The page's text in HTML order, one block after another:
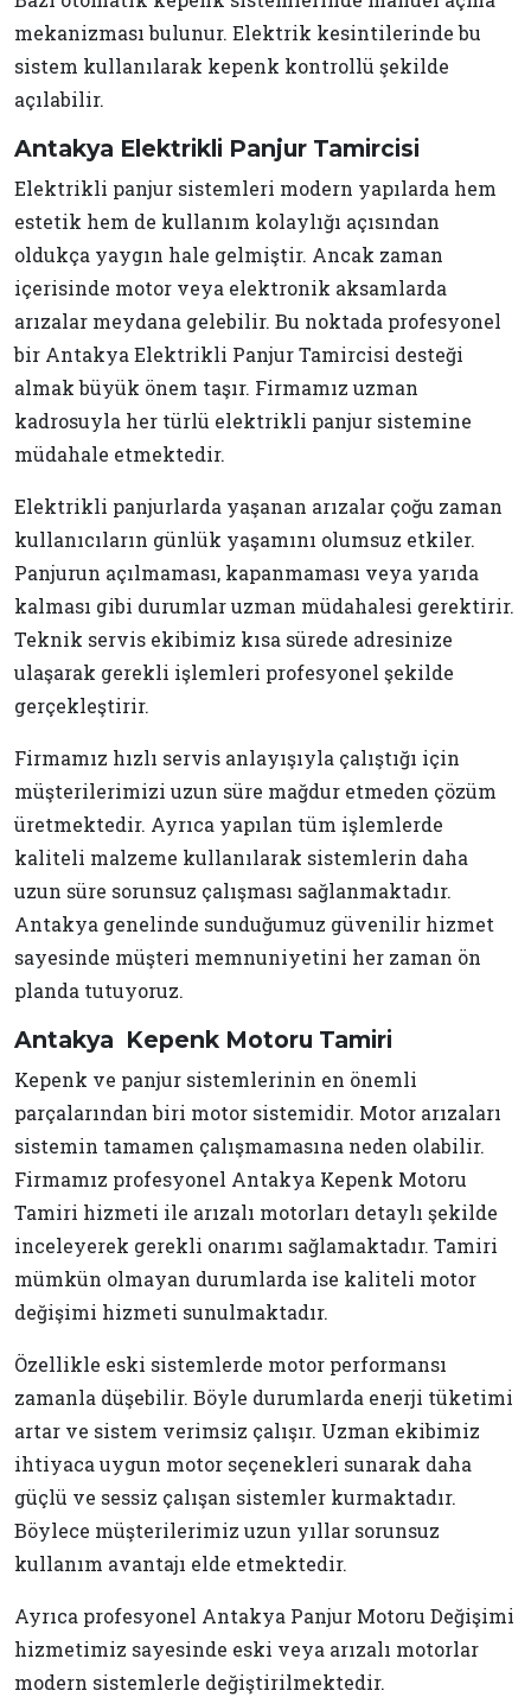
mekanizması bulunur. Elektrik kesintilerinde bu
sistem kullanılarak kepenk kontrollü şekilde
açılabilir.
Antakya Elektrikli Panjur Tamircisi
Elektrikli panjur sistemleri modern yapılarda hem
estetik hem de kullanım kolaylığı açısından
oldukça yaygın hale gelmiştir. Ancak zaman
içerisinde motor veya elektronik aksamlarda
arızalar meydana gelebilir. Bu noktada profesyonel
bir Antakya Elektrikli Panjur Tamircisi desteği
almak büyük önem taşır. Firmamız uzman
kadrosuyla her türlü elektrikli panjur sistemine
müdahale etmektedir.
Elektrikli panjurlarda yaşanan arızalar çoğu zaman
kullanıcıların günlük yaşamını olumsuz etkiler.
Panjurun açılmaması, kapanmaması veya yarıda
kalması gibi durumlar uzman müdahalesi gerektirir.
Teknik servis ekibimiz kısa sürede adresinize
ulaşarak gerekli işlemleri profesyonel şekilde
gerçekleştirir.
Firmamız hızlı servis anlayışıyla çalıştığı için
müşterilerimizi uzun süre mağdur etmeden çözüm
üretmektedir. Ayrıca yapılan tüm işlemlerde
kaliteli malzeme kullanılarak sistemlerin daha
uzun süre sorunsuz çalışması sağlanmaktadır.
Antakya genelinde sunduğumuz güvenilir hizmet
sayesinde müşteri memnuniyetini her zaman ön
planda tutuyoruz.
Antakya Kepenk Motoru Tamiri
Kepenk ve panjur sistemlerinin en önemli
parçalarından biri motor sistemidir. Motor arızaları
sistemin tamamen çalışmamasına neden olabilir.
Firmamız profesyonel Antakya Kepenk Motoru
Tamiri hizmeti ile arızalı motorları detaylı şekilde
inceleyerek gerekli onarımı sağlamaktadır. Tamiri
mümkün olmayan durumlarda ise kaliteli motor
değişimi hizmeti sunulmaktadır.
Özellikle eski sistemlerde motor performansı
zamanla düşebilir. Böyle durumlarda enerji tüketimi
artar ve sistem verimsiz çalışır. Uzman ekibimiz
ihtiyaca uygun motor seçenekleri sunarak daha
güçlü ve sessiz çalışan sistemler kurmaktadır.
Böylece müşterilerimiz uzun yıllar sorunsuz
kullanım avantajı elde etmektedir.
Ayrıca profesyonel Antakya Panjur Motoru Değişimi
hizmetimiz sayesinde eski veya arızalı motorlar
modern sistemlerle değiştirilmektedir.